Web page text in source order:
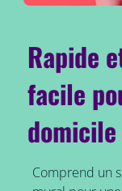
Rapide
facile
domicile
Comprend un